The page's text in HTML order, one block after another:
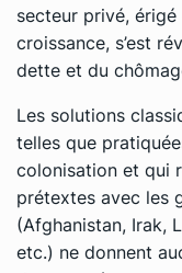
secteur privé,
croissance, s’est
dette et du
Les solutions
telles que
colonisation et qui
prétextes avec les
(Afghanistan, Irak,
etc.) ne donnent